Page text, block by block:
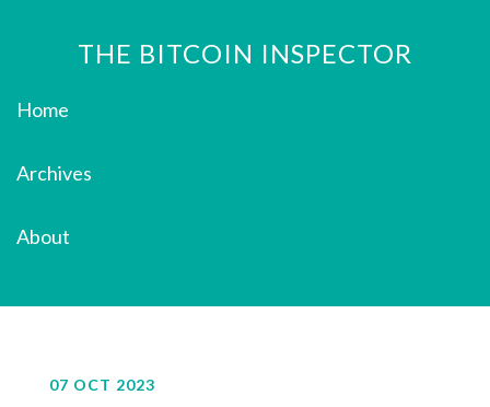
THE BITCOIN INSPECTOR
Home
Archives
About
07 OCT 2023